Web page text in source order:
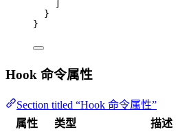
}
}
Hook 命令属性
Section titled “Hook 命令属性”
属性
类型 描述